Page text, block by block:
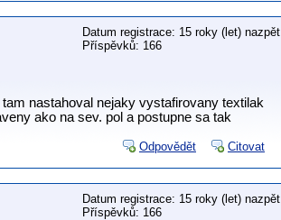
Datum registrace: 15 roky (let) nazpět
Příspěvků: 166
nastahoval nejaky vystafirovany textilak
ako na sev. pol a postupne sa tak
Odpovědět Citovat
Datum registrace: 15 roky (let) nazpět
Příspěvků: 166